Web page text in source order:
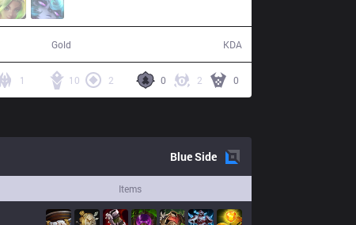
Gold KDA
0 2 0
10 2
1
BlueSide
Items